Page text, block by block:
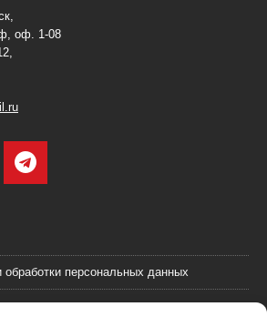
оф. 1-08
обработки персональных данных
персональных данных